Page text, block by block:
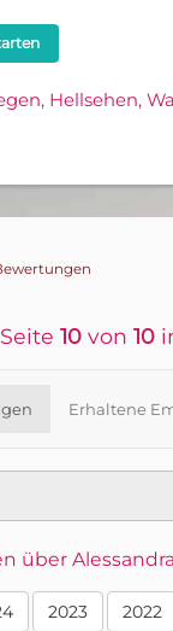
Hellsehen,
10 von10
Erhaltene
über
2023 2022